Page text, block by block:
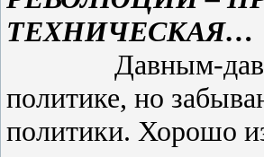
ТЕХНИЧЕСКАЯ…
Давным-давно
политике, но
политики. Хорошо